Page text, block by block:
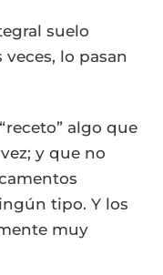
suelo
lo pasan
algo que
y que no
tipo. Y los
muy